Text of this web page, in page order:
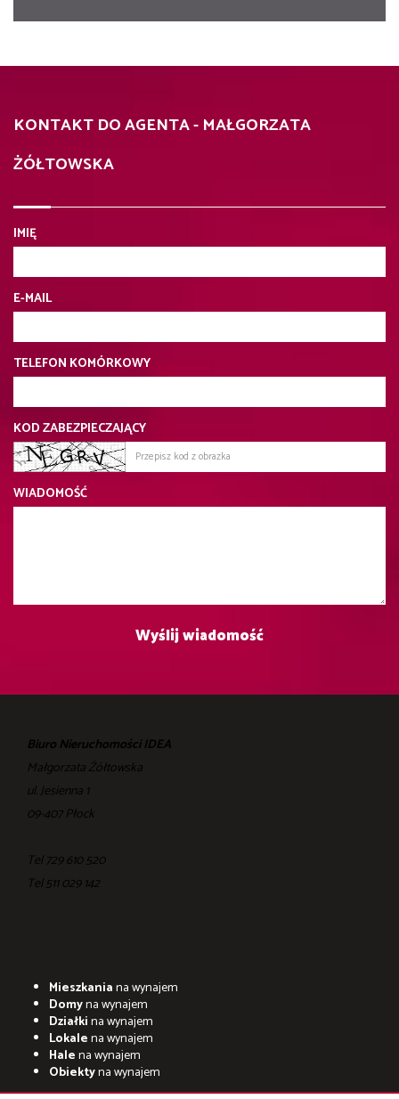
KONTAKT DO AGENTA - MAŁGORZATA
ŻÓŁTOWSKA
IMIĘ
E-MAIL
TELEFON KOMÓRKOWY
KOD ZABEZPIECZAJĄCY
WIADOMOŚĆ
Biuro Nieruchomości IDEA
Małgorzata Żółtowska
ul. Jesienna 1
09-407 Płock
Tel 729 610 520
Tel ‎511 029 142
Mieszkaniana wynajem
Domyna wynajem
Działkina wynajem
Lokalena wynajem
Halena wynajem
Obiektyna wynajem